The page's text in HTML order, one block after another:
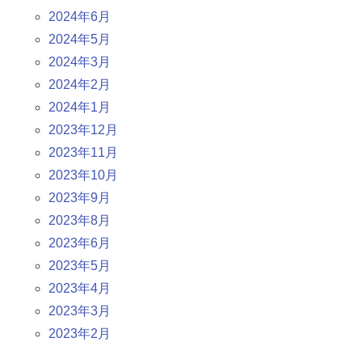
2024年6月
2024年5月
2024年3月
2024年2月
2024年1月
2023年12月
2023年11月
2023年10月
2023年9月
2023年8月
2023年6月
2023年5月
2023年4月
2023年3月
2023年2月